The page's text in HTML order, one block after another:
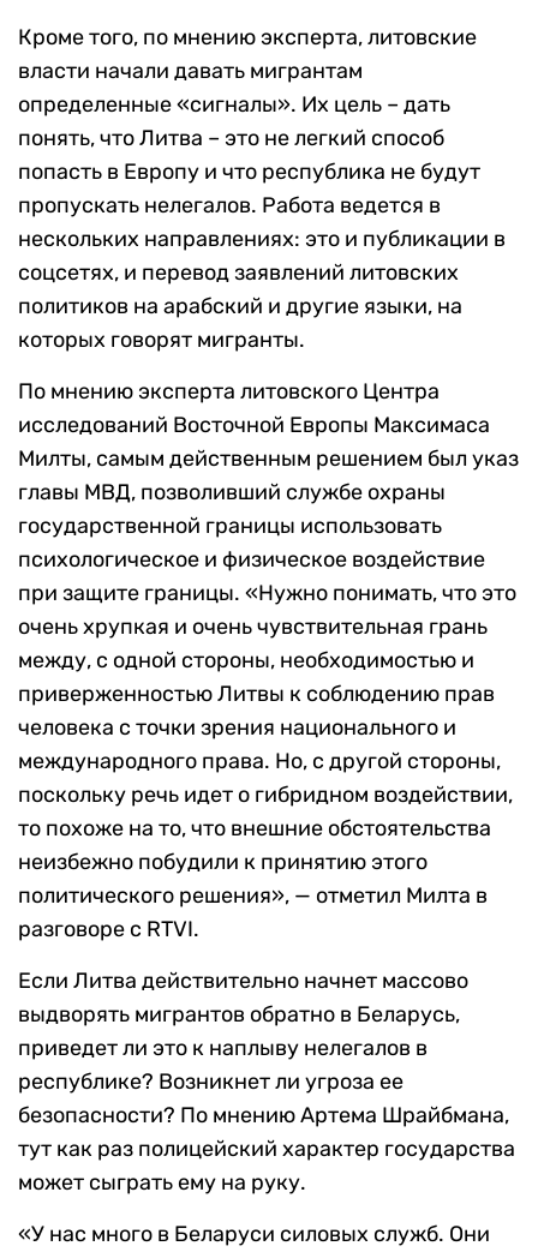
Кроме того, по мнению эксперта, литовские
власти начали давать мигрантам
определенные «сигналы». Их цель – дать
понять, что Литва – это не легкий способ
попасть в Европу и что республика не будут
пропускать нелегалов. Работа ведется в
нескольких направлениях: это и публикации в
соцсетях, и перевод заявлений литовских
политиков на арабский и другие языки, на
которых говорят мигранты.
По мнению эксперта литовского Центра
исследований Восточной Европы Максимаса
Милты, самым действенным решением был указ
главы МВД, позволивший службе охраны
государственной границы использовать
психологическое и физическое воздействие
при защите границы. «Нужно понимать, что это
очень хрупкая и очень чувствительная грань
между, с одной стороны, необходимостью и
приверженностью Литвы к соблюдению прав
человека с точки зрения национального и
международного права. Но, с другой стороны,
поскольку речь идет о гибридном воздействии,
то похоже на то, что внешние обстоятельства
неизбежно побудили к принятию этого
политического решения», — отметил Милта в
разговоре с RTVI.
Если Литва действительно начнет массово
выдворять мигрантов обратно в Беларусь,
приведет ли это к наплыву нелегалов в
республике? Возникнет ли угроза ее
безопасности? По мнению Артема Шрайбмана,
тут как раз полицейский характер государства
может сыграть ему на руку.
«У нас много в Беларуси силовых служб. Они